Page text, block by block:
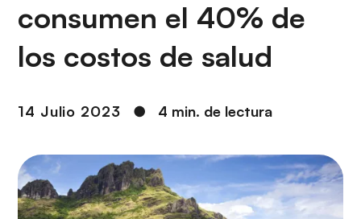
consumen el 40% de
los costos de salud
14 Julio 2023 ● 4 min. de lectura